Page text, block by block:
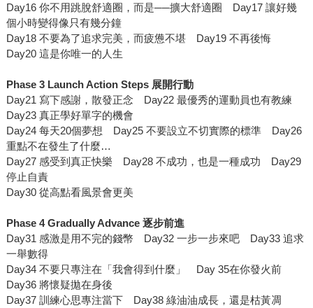
Day16 你不用跳脫舒適圈，而是──擴大舒適圈 Day17 讓好幾
個小時變得像只有幾分鐘
Day18 不要為了追求完美，而疲憊不堪 Day19 不再後悔
Day20 這是你唯一的人生
Phase 3 Launch Action Steps 展開行動
Day21 寫下感謝，散發正念 Day22 最優秀的運動員也有教練
Day23 真正學好單字的機會
Day24 每天20個夢想 Day25 不要設立不切實際的標準 Day26
重點不在發生了什麼…
Day27 感受到真正快樂 Day28 不成功，也是一種成功 Day29
停止自責
Day30 從高點看風景會更美
Phase 4 Gradually Advance 逐步前進
Day31 感激是用不完的錢幣 Day32 一步一步來吧 Day33 追求
一舉數得
Day34 不要只專注在「我會得到什麼」 Day 35在你發火前
Day36 將懷疑拋在身後
Day37 訓練心思專注當下 Day38 綠油油成長，還是枯黃凋